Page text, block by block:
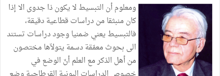
ومعلومأن التبسيط لايكونذاجدوى الاإذا
كانمنبثقامندراساتقطاعيةدقيقة،
فالتبسيط يعني ضمنياوجوددراسات تستند
الى بحوثمعمّقةدسمة يتولاّهامختصون
منأهل الذكرمع العلمأنّ الوضعفي